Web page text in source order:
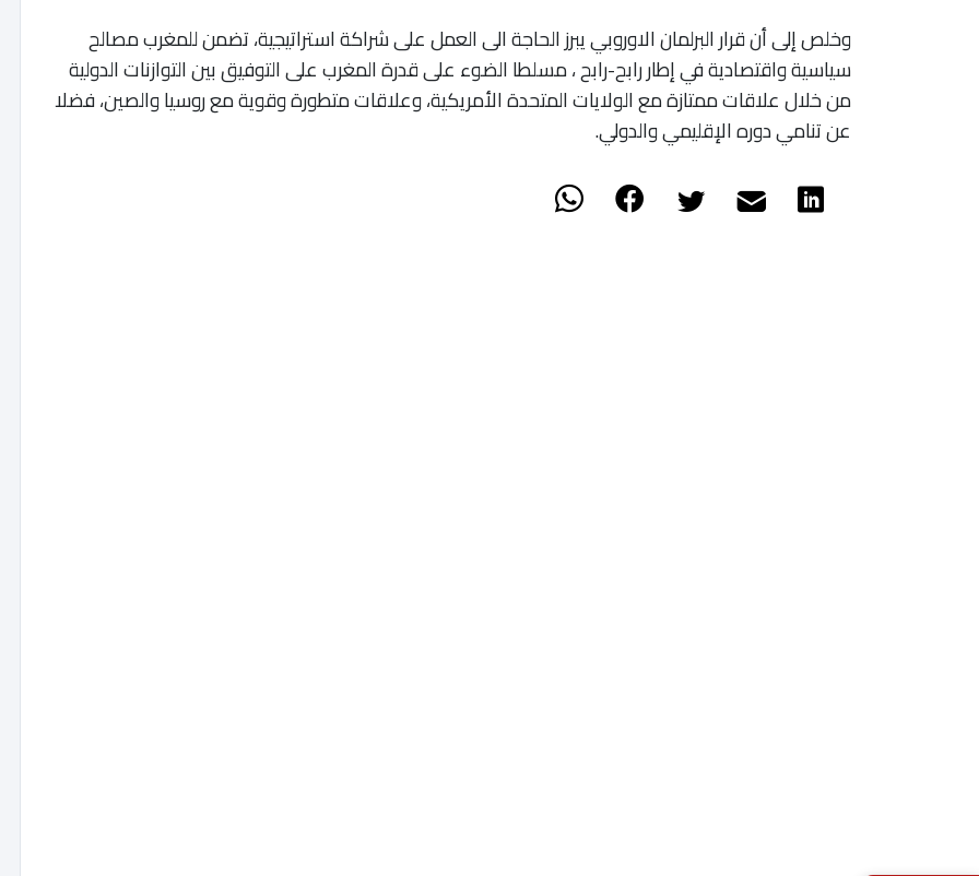
وخلص إلى أن قرار البرلمان الاوروبي يبرز الحاجة الى العمل على شراكة استراتيجية، تضمن للمغرب مصالح
سياسية واقتصادية في إطار رابح-رابح ، مسلطا الضوء على قدرة المغرب على التوفيق بين التوازنات الدولية
من خلال علاقات ممتازة مع الولايات المتحدة الأمريكية، وعلاقات متطورة وقوية مع روسيا والصين، فضلا
عن تنامي دوره الإقليمي والدولي.